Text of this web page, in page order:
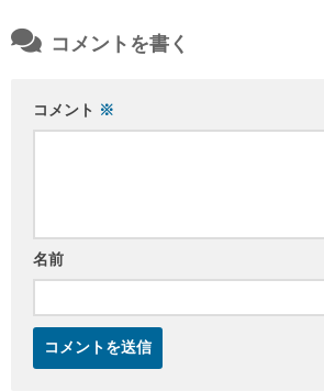
コメントを書く
コメント ※
名前